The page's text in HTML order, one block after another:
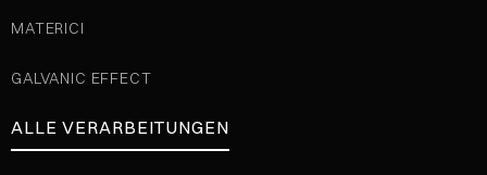
MATERICI
GALVANIC EFFECT
ALLE VERARBEITUNGEN